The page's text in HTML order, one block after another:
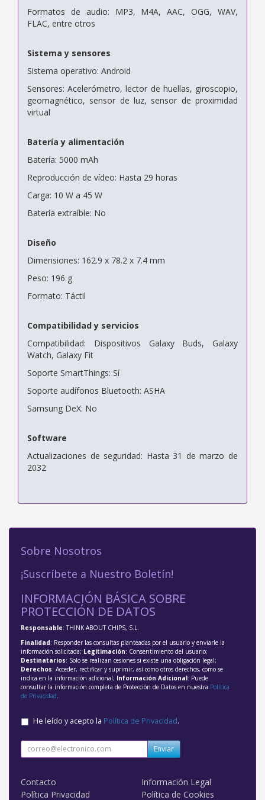
Formatos de audio: MP3, M4A, AAC, OGG, WAV,
FLAC, entre otros
Sistema y sensores
Sistema operativo: Android
Sensores: Acelerómetro, lector de huellas, giroscopio,
geomagnético, sensor de luz, sensor de proximidad
virtual
Batería y alimentación
Batería: 5000 mAh
Reproducción de vídeo: Hasta 29 horas
Carga: 10 W a 45 W
Batería extraíble: No
Diseño
Dimensiones: 162.9 x 78.2 x 7.4 mm
Peso: 196 g
Formato: Táctil
Compatibilidad y servicios
Compatibilidad: Dispositivos Galaxy Buds, Galaxy
Watch, Galaxy Fit
Soporte SmartThings: Sí
Soporte audífonos Bluetooth: ASHA
Samsung DeX: No
Software
Actualizaciones de seguridad: Hasta 31 de marzo de
2032
Sobre Nosotros
¡Suscríbete a Nuestro Boletín!
INFORMACIÓN BÁSICA SOBRE
PROTECCIÓN DE DATOS
Responsable: THINK ABOUT CHIPS, S.L.
Finalidad: Responder las consultas planteadas por el usuario y enviarle la
información solicitada; Legitimación: Consentimiento del usuario;
Destinatarios: Solo se realizan cesiones si existe una obligación legal;
Derechos: Acceder, rectificar y suprimir, así como otros derechos, como se
indica en la información adicional; Información Adicional: Puede
consultar la información completa de Protección de Datos en nuestra Política
de Privacidad
He leído y acepto la Política de Privacidad.
Enviar
Contacto
Información Legal
Política Privacidad
Política de Cookies